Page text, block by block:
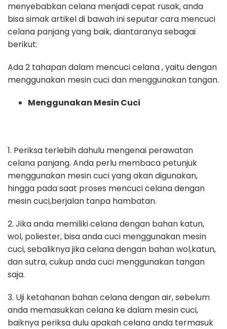
menyebabkan celana menjadi cepat rusak, anda
bisa simak artikel di bawah ini seputar cara mencuci
celana panjang yang baik, diantaranya sebagai
berikut:
Ada 2 tahapan dalam mencuci celana , yaitu dengan
menggunakan mesin cuci dan menggunakan tangan.
Menggunakan Mesin Cuci
1. Periksa terlebih dahulu mengenai perawatan
celana panjang. Anda perlu membaca petunjuk
menggunakan mesin cuci yang akan digunakan,
hingga pada saat proses mencuci celana dengan
mesin cuci,berjalan tanpa hambatan.
2. Jika anda memiliki celana dengan bahan katun,
wol, poliester, bisa anda cuci menggunakan mesin
cuci, sebaliknya jika celana dengan bahan wol,katun,
dan sutra, cukup anda cuci menggunakan tangan
saja.
3. Uji ketahanan bahan celana dengan air, sebelum
anda memasukkan celana ke dalam mesin cuci,
baiknya periksa dulu apakah celana anda termasuk